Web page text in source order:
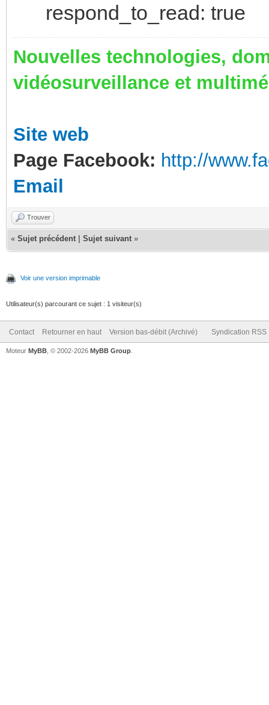
respond_to_read: true
Nouvelles technologies,
vidéosurveillance et
Site web
Page Facebook: http://
Email
Trouver
« Sujet précédent Sujet suivant »
Voir une version imprimable
Utilisateur(s) parcourant ce sujet : 1 visiteur(s)
Contact Retourner en haut Version bas-débit (Archivé) Syndication RSS
Moteur MyBB , © 2002-2026 MyBB Group